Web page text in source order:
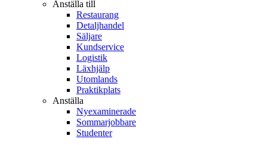
Anställa till
Restaurang
Detaljhandel
Säljare
Kundservice
Logistik
Läxhjälp
Utomlands
Praktikplats
Anställa
Nyexaminerade
Sommarjobbare
Studenter